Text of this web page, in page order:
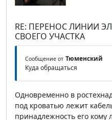
RE: ПЕРЕНОС ЛИНИИ
СВОЕГО УЧАСТКА
Сообщение от Тюменский
Куда обращаться
Одновременно в
под кроватью лежит
принадлежность его кому